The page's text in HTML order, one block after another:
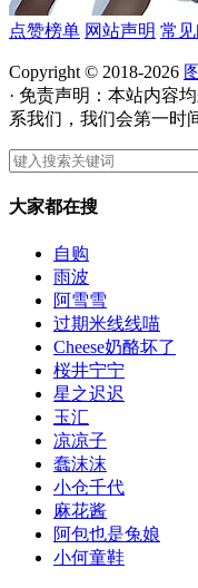
点赞榜单 网站声明 常
Copyright © 2018-2026
· 免责声明：本站内容
系我们，我们会第一时
大家都在搜
自购
雨波
阿雪雪
过期米线线喵
Cheese奶酪坏了
桜井宁宁
星之迟迟
玉汇
凉凉子
蠢沫沫
小仓千代
麻花酱
阿包也是兔娘
小何童鞋